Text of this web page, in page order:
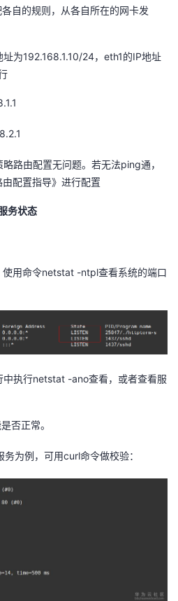
自的规则，从各自所在的网卡发
址为192.168.1.10/24， eth1 的IP地址
略路由配置无问题。若无法ping通，
配置指导》进行配置
务状态
使用命令netstat -ntpl查看系统的端口
中执行netstat -ano查看，或者查看服
否正常。
务为例，可用curl命令做校验：